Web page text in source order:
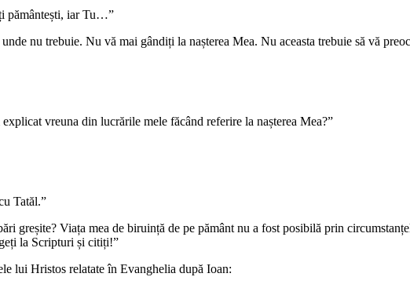
pământești, iar Tu…”
nu trebuie. Nu vă mai gândiți la nașterea Mea. Nu aceasta trebuie să vă
vreuna din lucrările mele făcând referire la nașterea Mea?”
Tatăl.”
greșite? Viața mea de biruință de pe pământ nu a fost posibilă prin
la Scripturi și citiți!”
lui Hristos relatate în Evanghelia după Ioan: